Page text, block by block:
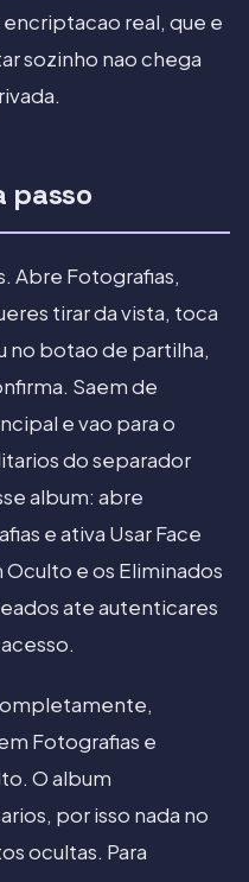
real, que e
sozinho nao chega
passo
Abre Fotografias,
tirar da vista, toca
no botao de partilha,
Saem de
e vao para o
do separador
album: abre
e ativa Usar Face
Oculto e os Eliminados
ate autenticares
Fotografias e
O album
por isso nada no
ocultas. Para